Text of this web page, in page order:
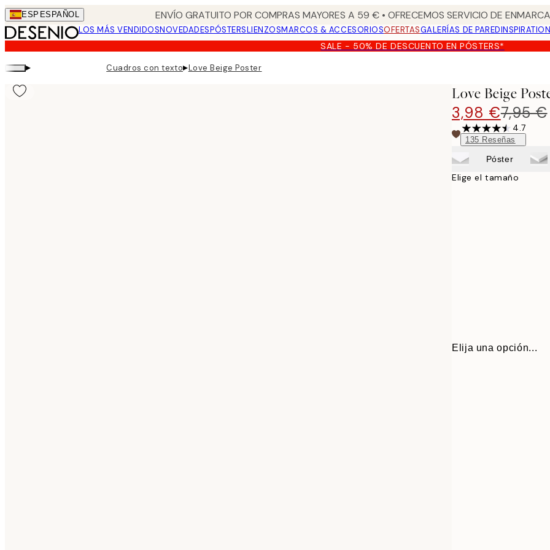
Skip
to
main
content.
ESP ESPAÑOL ENVÍO GRATUITO POR COMPRAS MAYORES A 59 € • OFRECEMOS SERVICIO DE
LOS MÁS VENDIDOSNOVEDADESPÓSTERSLIENZOSMARCOS & ACCESORIOSOFERTASGALERÍAS DE PARED
SALE - 50% DE DESCUENTO EN PÓSTERS*
▸ Cuadros con texto▸Love Beige Poster
Love Beige
3,98 €7,95 €
4.7
135 Reseñas
Póster
Elige el tamaño
Elija una opción...